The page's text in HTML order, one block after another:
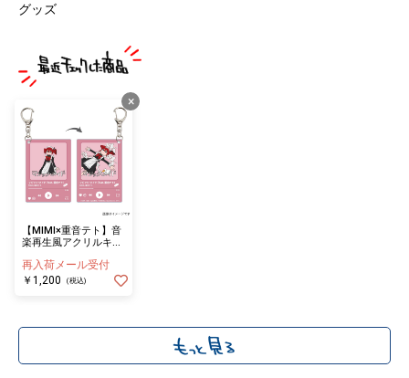
グッズ
×
【MIMI×重音テト】音
楽再生風アクリルキー
メイド〉
再入荷メール受付
￥1,200
(税込)